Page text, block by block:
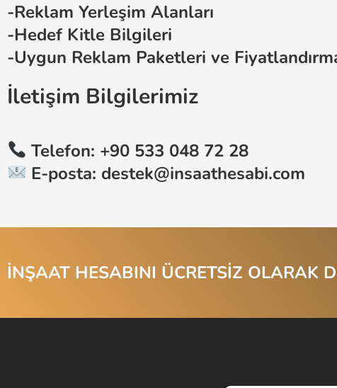
-Reklam Yerleşim Alanları
-Hedef Kitle Bilgileri
-Uygun Reklam Paketleri ve
İletişim Bilgilerimiz
Telefon: +90 533 048 72 28
E-posta: destek@insaathesabi.com
İNŞAAT HESABINI ÜCRETSİZ OLARAK